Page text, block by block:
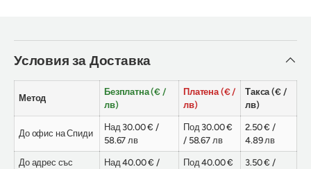
Условия за Доставка
Метод
Безплатна (€ /
лв)
Платена (€ /
лв)
Такса (€ /
лв)
До офис на Спиди
Над 30.00 € /
58.67 лв
Под 30.00 €
/ 58.67 лв
2.50 € /
4.89 лв
До адрес със
Над 40.00 € /
Под 40.00 €
3.50 € /